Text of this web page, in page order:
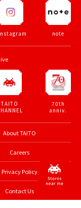
note
TAITO
70th
anniv.
About TAITO
Careers
Privacy Policy
Contact Us